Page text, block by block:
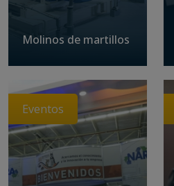
Molinos de martillos
Eventos